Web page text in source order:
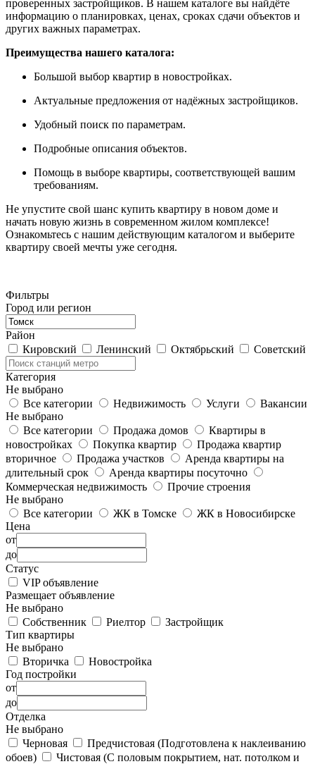
проверенных застройщиков. В нашем каталоге вы найдёте
информацию о планировках, ценах, сроках сдачи объектов и
других важных параметрах.
Преимущества нашего каталога:
Большой выбор квартир в новостройках.
Актуальные предложения от надёжных застройщиков.
Удобный поиск по параметрам.
Подробные описания объектов.
Помощь в выборе квартиры, соответствующей вашим
требованиям.
Не упустите свой шанс купить квартиру в новом доме и
начать новую жизнь в современном жилом комплексе!
Ознакомьтесь с нашим действующим каталогом и выберите
квартиру своей мечты уже сегодня.
Фильтры
Город или регион
Район
Кировский
Ленинский Октябрьский Советский
Категория
Не выбрано
Все категории
Недвижимость Услуги
Вакансии
Не выбрано
Все категории
Продажа домов
Квартиры в
новостройках
Покупка квартир
Продажа квартир
вторичное
Продажа участков
Аренда квартиры на
длительный срок
Аренда квартиры посуточно
Коммерческая недвижимость
Прочие строения
Не выбрано
Все категории
ЖК в Томске
ЖК в Новосибирске
Цена
от
до
Статус
VIP объявление
Размещает объявление
Не выбрано
Собственник
Риелтор
Застройщик
Тип квартиры
Не выбрано
Вторичка
Новостройка
Год постройки
от
до
Отделка
Не выбрано
Черновая
Предчистовая (Подготовлена к наклеиванию
обоев)
Чистовая (С половым покрытием, нат. потолком и